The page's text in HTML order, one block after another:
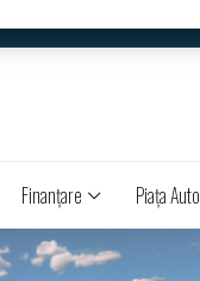
Finanţare Piaţa Auto